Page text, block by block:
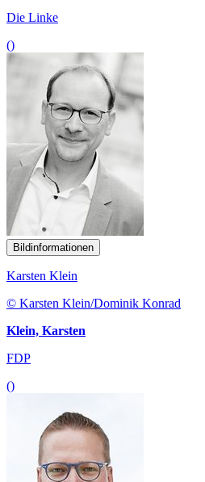
Die Linke
()
Bildinformationen
Karsten Klein
© Karsten Klein/Dominik Konrad
Klein, Karsten
FDP
()